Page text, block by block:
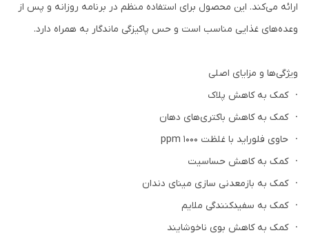
ارائه می‌کند. این محصول برای استفاده منظم در برنامه روزانه و پس از
وعده‌های غذایی مناسب است و حس پاکیزگی ماندگار به همراه دارد.
ویژگی‌ها و مزایای اصلی
· کمک به کاهش پلاک
· کمک به کاهش باکتری‌های دهان
· حاوی فلوراید با غلظت 1000 ppm
· کمک به کاهش حساسیت
· کمک به بازمعدنی سازی مینای دندان
· کمک به سفیدکنندگی ملایم
· کمک به کاهش بوی ناخوشایند